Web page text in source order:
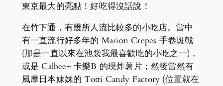
東京最大的亮點！好吃得沒話說！
在竹下通，有幾所人流比較多的小吃店。當中
有一直流行好多年的 Marion Crepes 手卷斑戟
(那是一直以來在池袋我最喜歡吃的小吃之一)，
或是 Calbee+ 卡樂B 的現炸薯片；然後當然有
風摩日本妹妹的 Totti Candy Factory (位置就在